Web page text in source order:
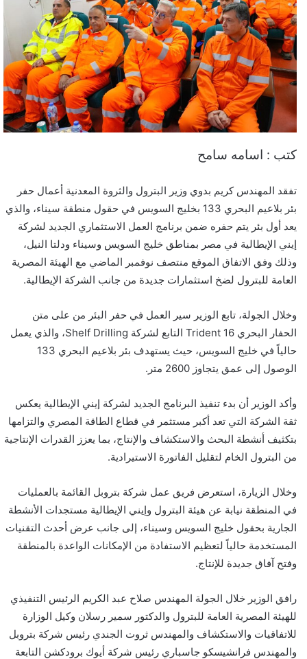
كتب : اسامه سامح
تفقد المهندس كريم بدوي وزير البترول والثروة المعدنية أعمال حفر
بئر بلاعيم البحري 133 بخليج السويس في حقول منطقة سيناء، والذي
يعد أول بئر يتم حفره ضمن برنامج العمل الاستثماري الجديد لشركة
إيني الإيطالية في مصر بمناطق خليج السويس وسيناء ودلتا النيل،
وذلك وفق الاتفاق الموقع منتصف نوفمبر الماضي مع الهيئة المصرية
العامة للبترول لضخ استثمارات جديدة من جانب الشركة الإيطالية.
وخلال الجولة، تابع الوزير سير العمل في حفر البئر من على متن
الحفار البحري Trident 16 التابع لشركة Shelf Drilling، والذي يعمل
حالياً في خليج السويس، حيث يستهدف بئر بلاعيم البحري 133
الوصول إلى عمق يتجاوز 2600 متر.
وأكد الوزير أن بدء تنفيذ البرنامج الجديد لشركة إيني الإيطالية يعكس
ثقة الشركة التي تعد أكبر مستثمر في قطاع الطاقة المصري والتزامها
بتكثيف أنشطة البحث والاستكشاف والإنتاج، بما يعزز القدرات الإنتاجية
من البترول الخام لتقليل الفاتورة الاستيرادية.
وخلال الزيارة، استعرض فريق عمل شركة بتروبل القائمة بالعمليات
في المنطقة نيابة عن هيئة البترول وإيني الإيطالية مستجدات الأنشطة
الجارية بحقول خليج السويس وسيناء، إلى جانب عرض أحدث التقنيات
المستخدمة حالياً لتعظيم الاستفادة من الإمكانات الواعدة بالمنطقة
وفتح آفاق جديدة للإنتاج.
رافق الوزير خلال الجولة المهندس صلاح عبد الكريم الرئيس التنفيذي
للهيئة المصرية العامة للبترول والدكتور سمير رسلان وكيل الوزارة
للاتفاقيات والاستكشاف والمهندس ثروت الجندي رئيس شركة بتروبل
والمهندس فرانشيسكو جاسباري رئيس شركة أيوك برودكشن التابعة